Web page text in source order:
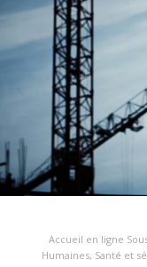
Accueil en ligne
Humaines, Santé et